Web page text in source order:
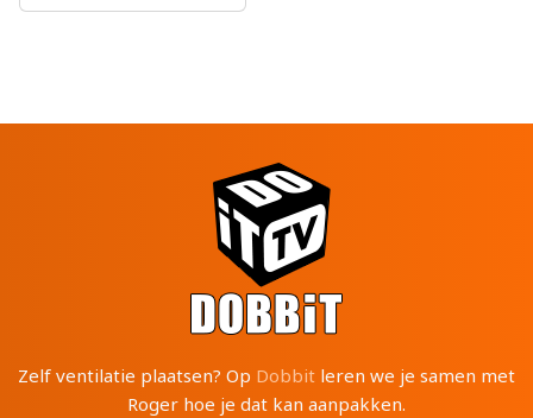
Zelf ventilatie plaatsen? Op Dobbit leren we je samen met
Roger hoe je dat kan aanpakken.